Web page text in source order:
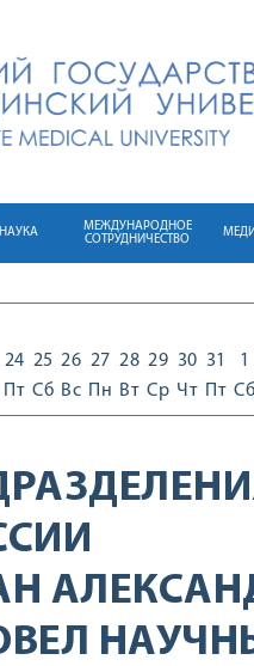
НАУКА
МЕЖДУНАРОДНОЕ
СОТРУДНИЧЕСТВО
24
Пт
25
Сб
26
Вс
27
Пн
28
Вт
29
Ср
30
Чт
31
Пт
1
Сб